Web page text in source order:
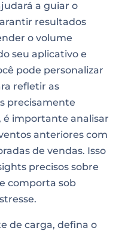
a guiar o
resultados
o volume
seu aplicativo e
pode personalizar
refletir as
precisamente
é importante analisar
anteriores com
de vendas. Isso
precisos sobre
comporta sob
de carga, defina o